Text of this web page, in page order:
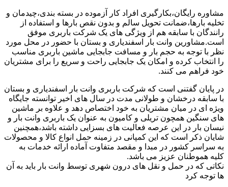
مشاوره رایگان،بکارگیری افراد کار آزموده در بسته بندی،چیدمان و
تخلیه بارها،ضمانت تحویل سالم و بدون نقص بارها و استفاده از
رانندگان با سابقه هم از ویژگی های یک شرکت باربری موفق
است.مشاورین وانت بار اسفندیاری و بستان با حضور در محل مورد
نظر با توجه به حجم بار و مسافت جابجایی ماشین باربری مناسب
را انتخاب کرده و امکان یک جابجایی راحت و سریع را برای مشتریان
خود فراهم می کنند.
در پایان گفتنی است که شرکت باربری وانت بار اسفندیاری و بستان
با سابقه درخشان و طولانی مدت در سال های اخیر توانسته جایگاه
ویژه ای در میان مشتریان به خود اختصاص دهد و علاوه بر ماشین
های سنگین همچون تریلی و کامیون به عنوان یک باربری وانت بار و
نیسان بار در این عرصه فعالیت های بسزایی داشته باشد،همچنین
شایان ذکر است که این کمپانی در زمینه حمل انواع کالا و محصولات
به سراسر کشور در مبدا و مقصد متفاوت آماده ارائه خدمات به
کلیه هموطنان عزیز می باشد.
نکاتی که در حمل و نقل های درون شهری توسط وانت بار باید به آن
ها توجه کرد